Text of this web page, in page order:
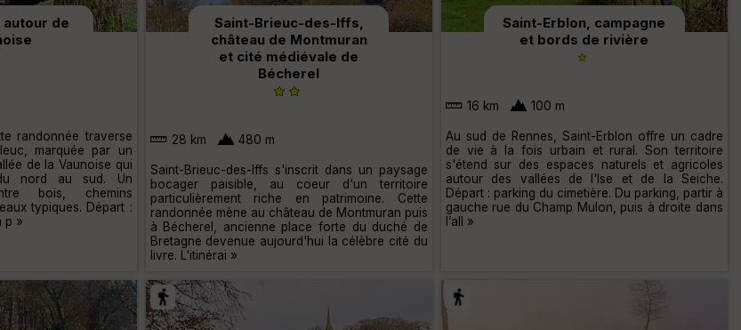
autour de
randonnée traverse
marquée par un
de la Vaunoise qui
nord au sud. Un
bois, chemins
typiques. Départ :
p »
Saint-Brieuc-des-Iffs,
château de Montmuran
et cité médiévale de
Bécherel
28 km 480 m
Saint-Brieuc-des-Iffs s'inscrit dans un paysage
bocager paisible, au coeur d'un territoire
particulièrement riche en patrimoine. Cette
randonnée mène au château de Montmuran puis
à Bécherel, ancienne place forte du duché de
Bretagne devenue aujourd'hui la célèbre cité du
livre. L'itinérai »
Saint-Erblon, campagne
et bords de rivière
16 km 100 m
Au sud de Rennes, Saint-Erblon offre un cadre
de vie à la fois urbain et rural. Son territoire
s'étend sur des espaces naturels et agricoles
autour des vallées de l'Ise et de la Seiche.
Départ : parking du cimetière. Du parking, partir à
gauche rue du Champ Mulon, puis à droite dans
l’all »